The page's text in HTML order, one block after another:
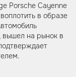
Porsche Cayenne
в образе
вышел на рынок в